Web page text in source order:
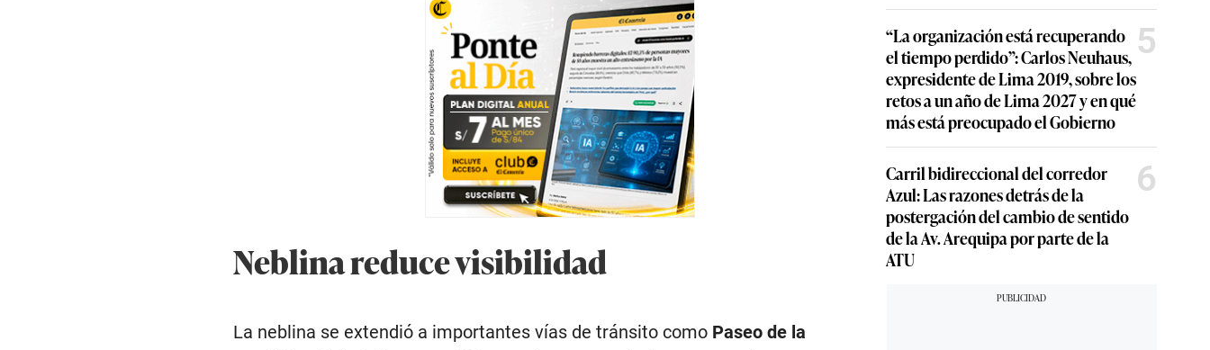
Neblina reduce visibilidad
La neblina se extendió a importantes vías de tránsito como Paseo de la
“La organización está recuperando
el tiempo perdido”: Carlos Neuhaus,
expresidente de Lima 2019, sobre los
retos a un año de Lima 2027 y en qué
más está preocupado el Gobierno
5
Carril bidireccional del corredor
Azul: Las razones detrás de la
postergación del cambio de sentido
de la Av. Arequipa por parte de la
ATU
6